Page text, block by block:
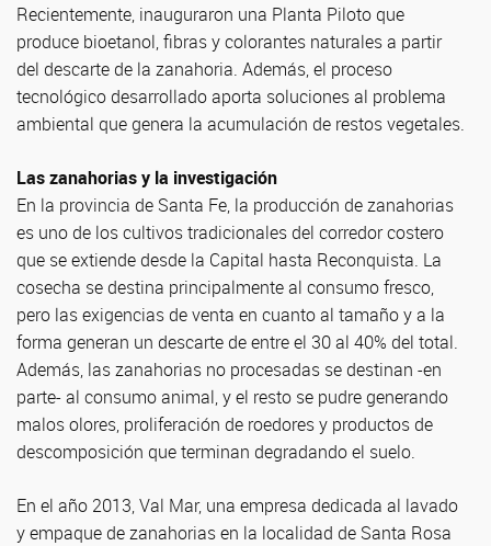
Recientemente, inauguraron una Planta Piloto que
produce bioetanol, fibras y colorantes naturales a partir
del descarte de la zanahoria. Además, el proceso
tecnológico desarrollado aporta soluciones al problema
ambiental que genera la acumulación de restos vegetales.
Las zanahorias y la investigación
En la provincia de Santa Fe, la producción de zanahorias
es uno de los cultivos tradicionales del corredor costero
que se extiende desde la Capital hasta Reconquista. La
cosecha se destina principalmente al consumo fresco,
pero las exigencias de venta en cuanto al tamaño y a la
forma generan un descarte de entre el 30 al 40% del total.
Además, las zanahorias no procesadas se destinan -en
parte- al consumo animal, y el resto se pudre generando
malos olores, proliferación de roedores y productos de
descomposición que terminan degradando el suelo.
En el año 2013, Val Mar, una empresa dedicada al lavado
y empaque de zanahorias en la localidad de Santa Rosa